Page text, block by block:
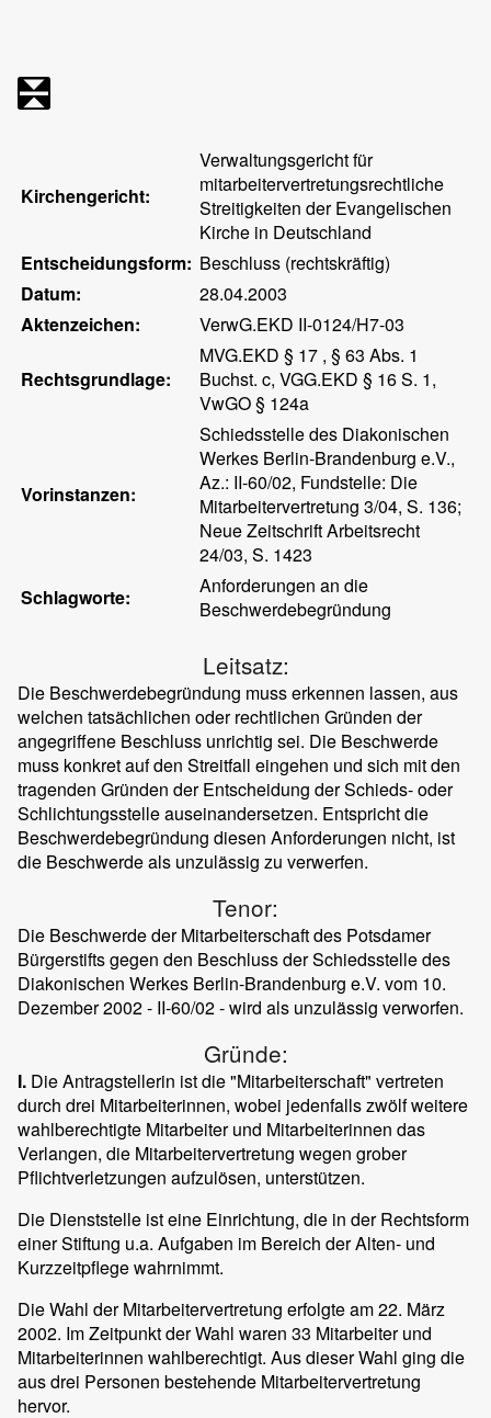
Kirchengericht:
Verwaltungsgericht für
mitarbeitervertretungsrechtliche
Streitigkeiten der Evangelischen
Kirche in Deutschland
Entscheidungsform: Beschluss (rechtskräftig)
Datum:
28.04.2003
Aktenzeichen:
VerwG.EKD II-0124/H7-03
Rechtsgrundlage:
MVG.EKD § 17 , § 63 Abs. 1
Buchst. c, VGG.EKD § 16 S. 1,
VwGO § 124a
Vorinstanzen:
Schiedsstelle des Diakonischen
Werkes Berlin-Brandenburg e.V.,
Az.: II-60/02, Fundstelle: Die
Mitarbeitervertretung 3/04, S. 136;
Neue Zeitschrift Arbeitsrecht
24/03, S. 1423
Schlagworte:
Anforderungen an die
Beschwerdebegründung
Leitsatz:
Die Beschwerdebegründung muss erkennen lassen, aus
welchen tatsächlichen oder rechtlichen Gründen der
angegriffene Beschluss unrichtig sei. Die Beschwerde
muss konkret auf den Streitfall eingehen und sich mit den
tragenden Gründen der Entscheidung der Schieds- oder
Schlichtungsstelle auseinandersetzen. Entspricht die
Beschwerdebegründung diesen Anforderungen nicht, ist
die Beschwerde als unzulässig zu verwerfen.
Tenor:
Die Beschwerde der Mitarbeiterschaft des Potsdamer
Bürgerstifts gegen den Beschluss der Schiedsstelle des
Diakonischen Werkes Berlin-Brandenburg e.V. vom 10.
Dezember 2002 - II-60/02 - wird als unzulässig verworfen.
Gründe:
I. Die Antragstellerin ist die "Mitarbeiterschaft" vertreten
durch drei Mitarbeiterinnen, wobei jedenfalls zwölf weitere
wahlberechtigte Mitarbeiter und Mitarbeiterinnen das
Verlangen, die Mitarbeitervertretung wegen grober
Pflichtverletzungen aufzulösen, unterstützen.
Die Dienststelle ist eine Einrichtung, die in der Rechtsform
einer Stiftung u.a. Aufgaben im Bereich der Alten- und
Kurzzeitpflege wahrnimmt.
Die Wahl der Mitarbeitervertretung erfolgte am 22. März
2002. Im Zeitpunkt der Wahl waren 33 Mitarbeiter und
Mitarbeiterinnen wahlberechtigt. Aus dieser Wahl ging die
aus drei Personen bestehende Mitarbeitervertretung
hervor.